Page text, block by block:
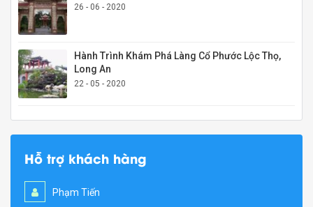
26 - 06 - 2020
Hành Trình Khám Phá Làng Cổ Phước Lộc Thọ,
Long An
22 - 05 - 2020
Hỗ trợ khách hàng
Phạm Tiến